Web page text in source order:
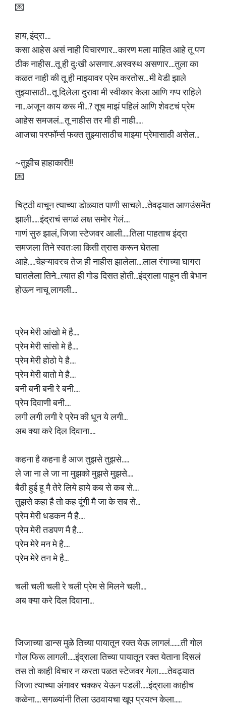
💌
हाय, इंद्रा....
कसा आहेस असं नाही विचारणार... कारण मला माहित आहे तू पण
ठीक नाहीस...तू ही दुःखी असणार..अस्वस्थ असणार....तुला का
कळत नाही की तू ही माझ्यावर प्रेम करतोस... मी वेडी झाले
तुझ्यासाठी... तू दिलेला दुरावा मी स्वीकार केला आणि गप्प राहिले
ना...अजून काय करू मी...? तूच माझं पहिलं आणि शेवटचं प्रेम
आहेस समजलं... तू नाहीस तर मी ही नाही.....
आजचा परफॉर्म्स फक्त तुझ्यासाठीच माझ्या प्रेमासाठी असेल...
~तुझीच हाहाकारी!!
💌
चिट्ठी वाचून त्याच्या डोळ्यात पाणी साचले....तेवढ्यात आणउंसमेंत
झाली..... इंद्राचं सगळं लक्ष समोर गेलं....
गाणं सुरु झालं, जिजा स्टेजवर आली.....तिला पाहताच इंद्रा
समजला तिने स्वतःला किती त्रास करून घेतला
आहे.....चेहऱ्यावरच तेज ही नाहीस झालेला....लाल रंगाच्या घागरा
घातलेला तिने...त्यात ही गोड दिसत होती...इंद्राला पाहून ती बेभान
होऊन नाचू लागली....
प्रेम मेरी आंखो मे है....
प्रेम मेरी सांसो मे है....
प्रेम मेरी होठो पे है....
प्रेम मेरी बातो मे है....
बनी बनी बनी रे बनी....
प्रेम दिवाणी बनी....
लगी लगी लगी रे प्रेम की धून ये लगी...
अब क्या करे दिल दिवाना....
कहना है कहना है आज तुझसे तुझसे.....
ले जा ना ले जा ना मुझको मुझसे मुझसे....
बैठी हुई हू मै तेरे लिये हाये कब से कब से....
तुझसे कहा है तो कह दूंगी मै जा के सब से...
प्रेम मेरी धडकन मै है....
प्रेम मेरी तडपण मै है....
प्रेम मेरे मन मे है....
प्रेम मेरे तन मे है...
चली चली चली रे चली प्रेम से मिलने चली....
अब क्या करे दिल दिवाना...
जिजाच्या डान्स मुळे तिच्या पायातून रक्त येऊ लागलं.......ती गोल
गोल फिरू लागली.....इंद्राला तिच्या पायातून रक्त येताना दिसलं
तस तो काही विचार न करता पळत स्टेजवर गेला......तेवढ्यात
जिजा त्याच्या अंगावर चक्कर येऊन पडली.....इंद्राला काहीच
कळेना.... सगळ्यांनी तिला उठवायचा खूप प्रयत्न केला.....